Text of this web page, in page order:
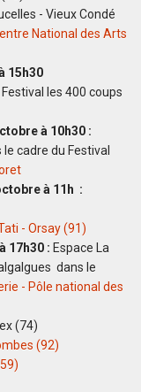
- Vieux Condé
National des Arts
15h30
les 400 coups
à 10h30 :
cadre du Festival
à 11h :
- Orsay (91)
17h30 : Espace La
dans le
- Pôle national des
(74)
(92)